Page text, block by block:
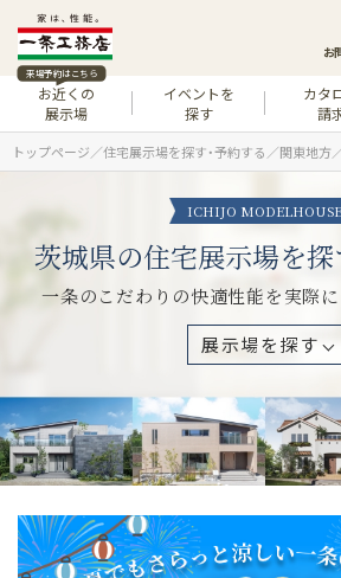
来場予約はこちら
お近くの
展示場
イベントを
探す
カタ
請
お
トップページ 住宅展示場を探す・予約する 関東地方
ICHIJO MODELHOUSE
茨城県の住宅展示場を
一条のこだわりの快適性能を実際に
展示場を探す